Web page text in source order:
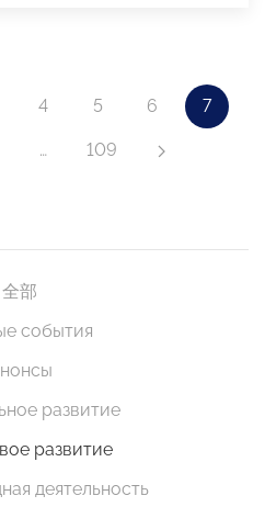
4 5 6 7
… 109
全部
события
развитие
развитие
деятельность